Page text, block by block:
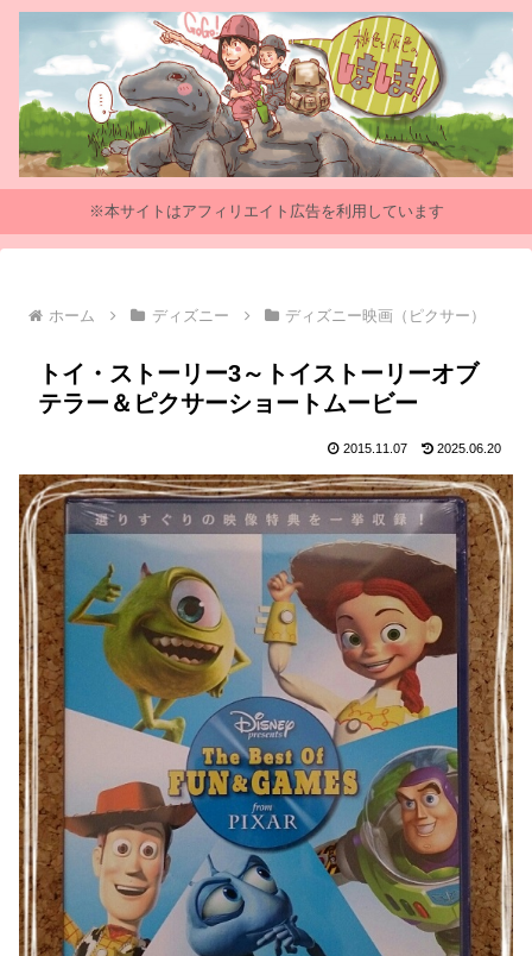
※本サイトはアフィリエイト広告を利用しています
ホーム ディズニー ディズニー映画（ピクサー）
トイ・ストーリー3～トイストーリーオブ
テラー＆ピクサーショートムービー
2015.11.07 2025.06.20